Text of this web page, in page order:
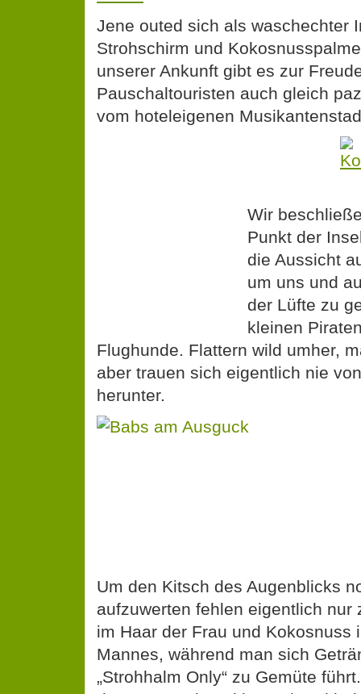
Jene outed sich als waschechter
Strohschirm und
unserer Ankunft gibt es zur
Pauschaltouristen auch gleich
vom hoteleigenen
Wir
Punkt der
die Aussicht
um uns und
der Lüfte zu
kleinen
Flughunde. Flattern wild umher,
aber trauen sich eigentlich nie
herunter.
Haar der Frau und Kokosnuss im
während man sich Getränke der
Only“ zu Gemüte führt. Voila, wir
einmal kurzerhand beispielhaft